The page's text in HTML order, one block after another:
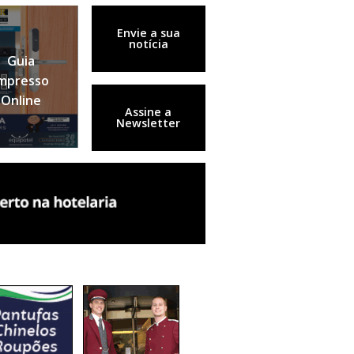
Guia
Online
Envie a sua
notícia
Assine a
Newsletter